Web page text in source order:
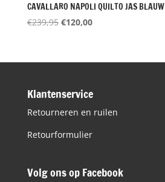
CAVALLARO NAPOLI QUILTO JAS BLAUW
€239,95 Oorspronkelijke
€239,95.
€120,00Huidige
€120,00.
Klantenservice
Retourneren en ruilen
Retourformulier
Volg ons op Facebook